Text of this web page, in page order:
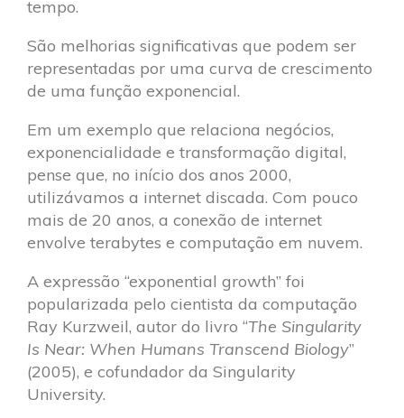
tempo.
São melhorias significativas que podem ser
representadas por uma curva de crescimento
de uma função exponencial.
Em um exemplo que relaciona negócios,
exponencialidade e transformação digital,
pense que, no início dos anos 2000,
utilizávamos a internet discada. Com pouco
mais de 20 anos, a conexão de internet
envolve terabytes e computação em nuvem.
A expressão “exponential growth” foi
popularizada pelo cientista da computação
Ray Kurzweil, autor do livro “The Singularity
Is Near: When Humans Transcend Biology”
(2005), e cofundador da Singularity
University.